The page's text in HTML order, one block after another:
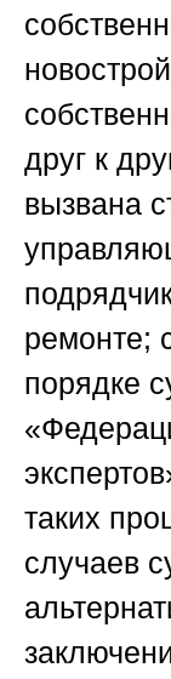
друг к
вызвана
ремонте;
порядке
таких
случаев